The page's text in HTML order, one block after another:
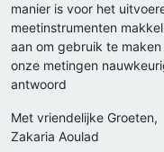
manier is voor het
meetinstrumenten
aan om gebruik te
onze metingen
antwoord
Met vriendelijke Groeten,
Zakaria Aoulad